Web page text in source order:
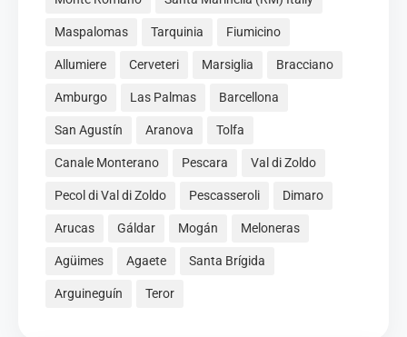
Maspalomas Tarquinia Fiumicino
Allumiere Cerveteri Marsiglia Bracciano
Amburgo Las Palmas Barcellona
San Agustín Aranova Tolfa
Canale Monterano Pescara Val di Zoldo
Pecol di Val di Zoldo Pescasseroli Dimaro
Arucas Gáldar Mogán Meloneras
Agüimes Agaete Santa Brígida
Arguineguín Teror